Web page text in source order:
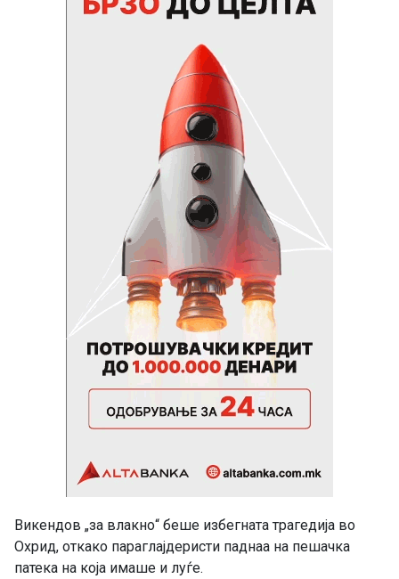
Викендов „за влакно“ беше избегната трагедија во
Охрид, откако параглајдеристи паднаа на пешачка
патека на која имаше и луѓе.